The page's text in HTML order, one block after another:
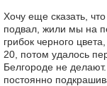
Хочу еще сказать,
подвал, жили мы на
грибок черного
20, потом удалось
Белгороде не
постоянно